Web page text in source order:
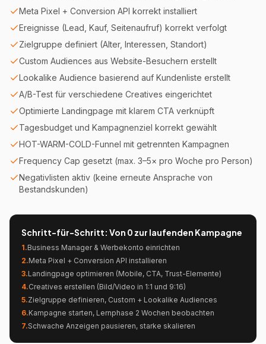
Meta Pixel + Conversion API korrekt installiert
Ereignisse (Lead, Kauf, Seitenaufruf) korrekt verfolgt
Zielgruppe definiert (Alter, Interessen, Standort)
Custom Audiences aus Website-Besuchern erstellt
Lookalike Audience basierend auf Kundenliste erstellt
A/B-Test für verschiedene Creatives eingerichtet
Optimierte Landingpage mit klarem CTA verknüpft
Tagesbudget und Kampagnenziel korrekt gewählt
HOT-WARM-COLD-Funnel mit getrennten Kampagnen
Frequency Cap gesetzt (max. 3–5× pro Woche pro Person)
Negativlisten aktiv (keine erneute Ansprache von
Bestandskunden)
Schritt-für-Schritt: Von 0 zur laufenden Kampagne
1.Business Manager & Werbekonto einrichten
2.Meta Pixel + Conversion API installieren
3.Landingpage optimieren (Mobile, CTA, Trust-Elemente)
4.Creatives erstellen (Bild/Video in 1:1 und 9:16)
5.Zielgruppe definieren, Custom + Lookalike Audiences
6.Kampagne starten, Lernphase 2 Wochen beobachten
7.Schwache Anzeigen pausieren, starke skalieren